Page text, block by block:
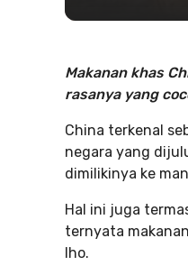
Makanan khas
rasanya yang
China terkenal
negara yang
dimilikinya ke
Hal ini juga
ternyata
lho.